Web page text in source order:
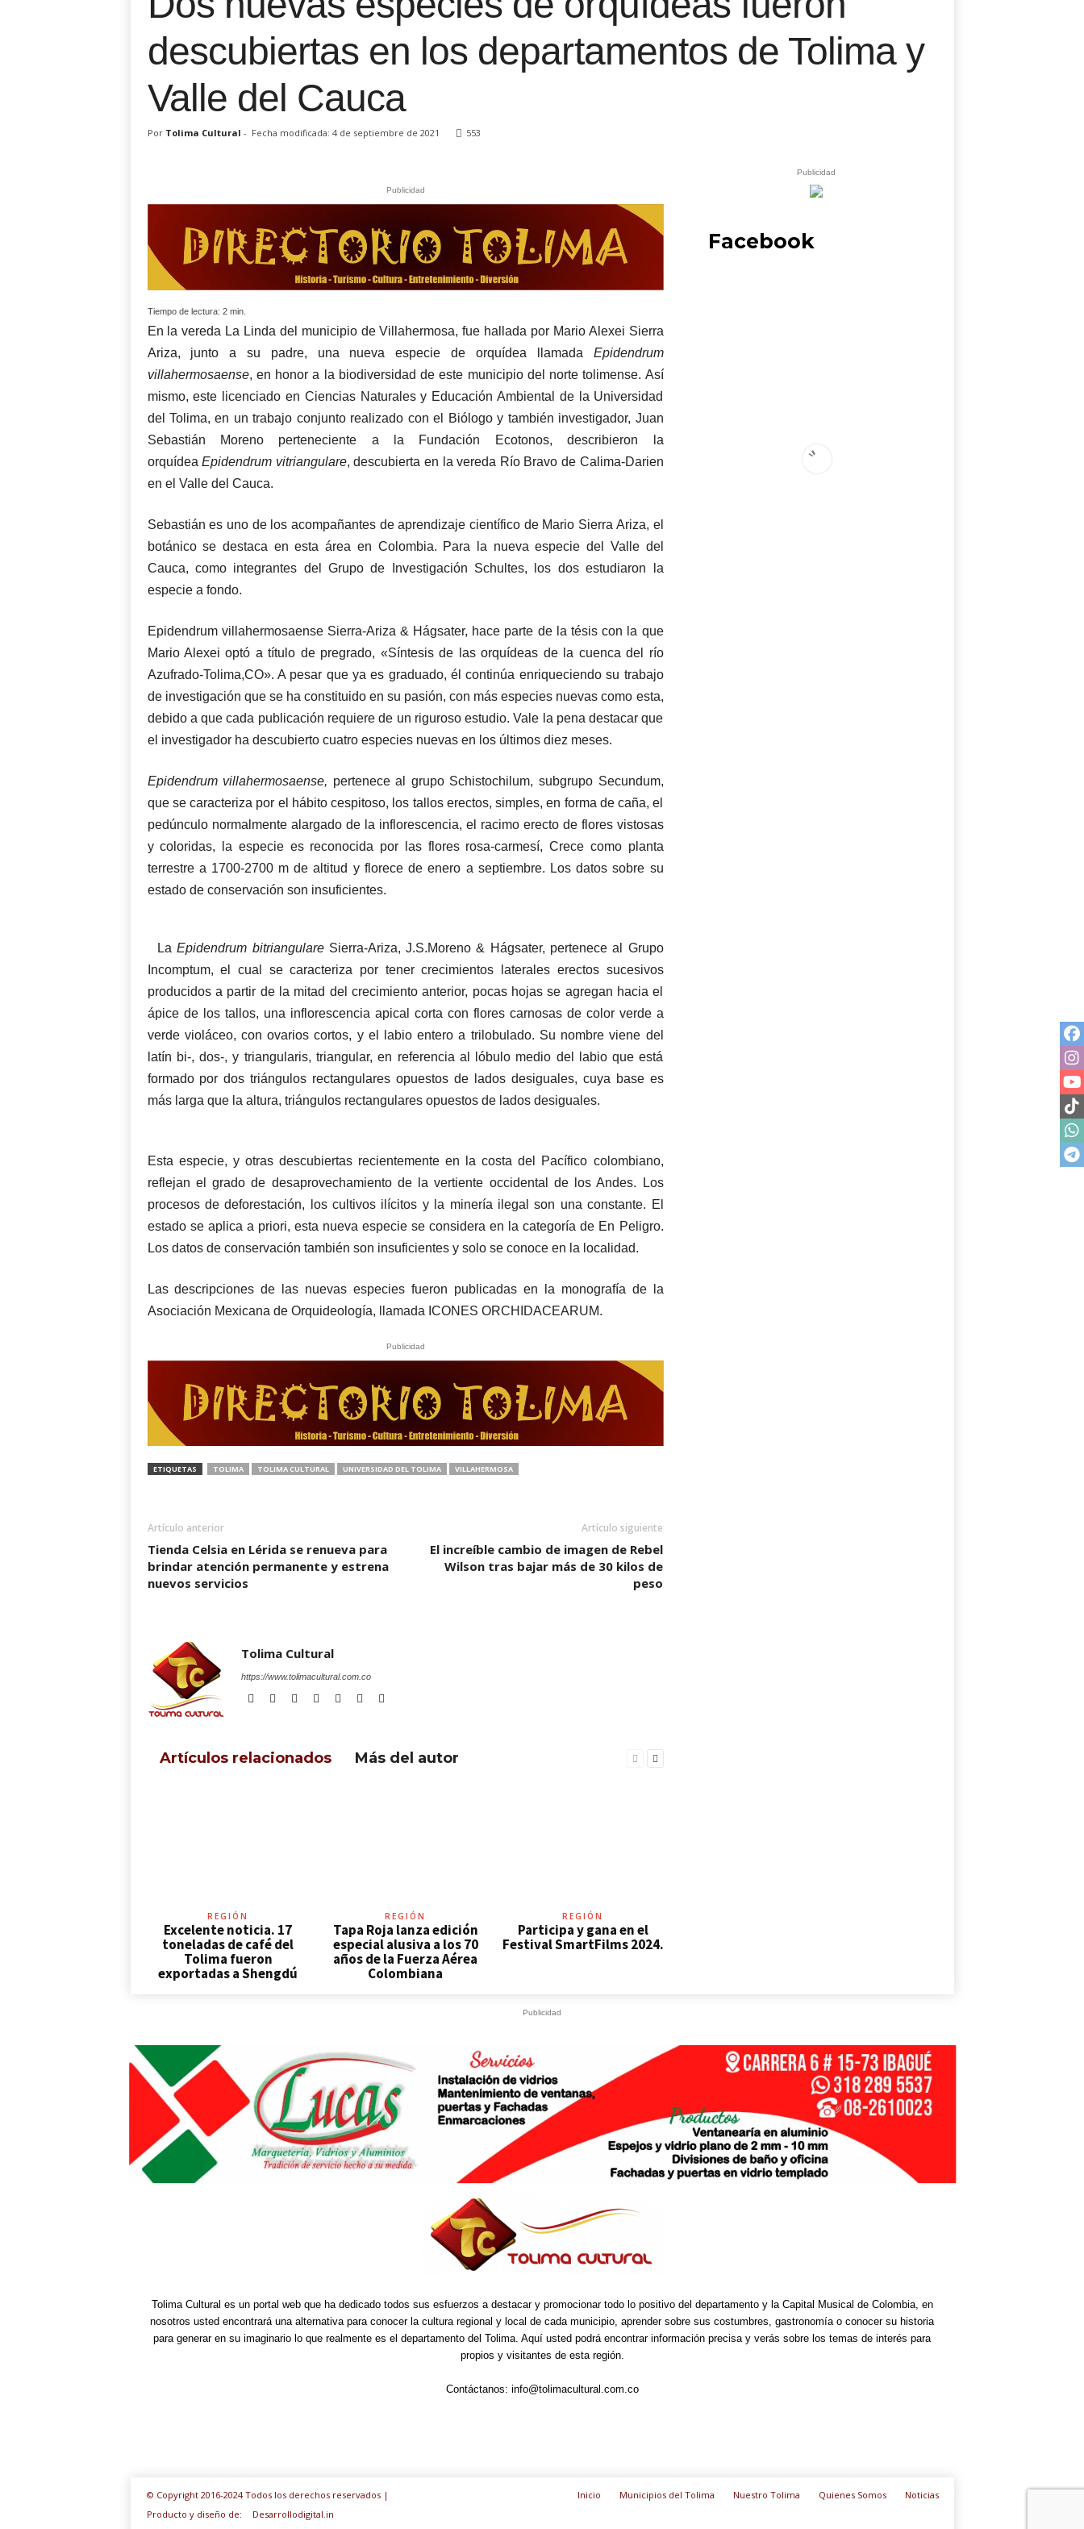
descubiertas en los departamentos de Tolima y
Valle del Cauca
Por Tolima Cultural - Fecha modificada: 4 de septiembre de 2021 553
Publicidad
Tiempo de lectura: 2min.
En la vereda La Linda del municipio de Villahermosa, fue hallada por Mario Alexei Sierra
Ariza, junto a su padre, una nueva especie de orquídea llamada Epidendrum
villahermosaense, en honor a la biodiversidad de este municipio del norte tolimense. Así
mismo, este licenciado en Ciencias Naturales y Educación Ambiental de la Universidad
del Tolima, en un trabajo conjunto realizado con el Biólogo y también investigador, Juan
Sebastián Moreno perteneciente a la Fundación Ecotonos, describieron la
orquídeaEpidendrum vitriangulare, descubierta en la vereda Río Bravo de Calima-Darien
en el Valle del Cauca.
Sebastián es uno de los acompañantes de aprendizaje científico de Mario Sierra Ariza, el
botánico se destaca en esta área en Colombia. Para la nueva especie del Valle del
Cauca, como integrantes del Grupo de Investigación Schultes, los dos estudiaron la
especie a fondo.
Epidendrum villahermosaense Sierra-Ariza & Hágsater, hace parte de la tésis con la que
Mario Alexei optó a título de pregrado, «Síntesis de las orquídeas de la cuenca del río
Azufrado-Tolima,CO». A pesar que ya es graduado, él continúa enriqueciendo su trabajo
de investigación que se ha constituido en su pasión, con más especies nuevas como esta,
debido a que cada publicación requiere de un riguroso estudio. Vale la pena destacar que
el investigador ha descubierto cuatro especies nuevas en los últimos diez meses.
Epidendrum villahermosaense, pertenece al grupo Schistochilum, subgrupo Secundum,
que se caracteriza por el hábito cespitoso, los tallos erectos, simples, en forma de caña, el
pedúnculo normalmente alargado de la inflorescencia, el racimo erecto de flores vistosas
y coloridas, la especie es reconocida por las flores rosa-carmesí, Crece como planta
terrestre a 1700-2700 m de altitud y florece de enero a septiembre. Los datos sobre su
estado de conservación son insuficientes.
LaEpidendrum bitriangulareSierra-Ariza, J.S.Moreno & Hágsater, pertenece al Grupo
Incomptum, el cual se caracteriza por tener crecimientos laterales erectos sucesivos
producidos a partir de la mitad del crecimiento anterior, pocas hojas se agregan hacia el
ápice de los tallos, una inflorescencia apical corta con flores carnosas de color verde a
verde violáceo, con ovarios cortos, y el labio entero a trilobulado. Su nombre viene del
latín bi-, dos-, y triangularis, triangular, en referencia al lóbulo medio del labio que está
formado por dos triángulos rectangulares opuestos de lados desiguales, cuya base es
más larga que la altura, triángulos rectangulares opuestos de lados desiguales.
Esta especie, y otras descubiertas recientemente en la costa del Pacífico colombiano,
reflejan el grado de desaprovechamiento de la vertiente occidental de los Andes. Los
procesos de deforestación, los cultivos ilícitos y la minería ilegal son una constante. El
estado se aplica a priori, esta nueva especie se considera en la categoría de En Peligro.
Los datos de conservación también son insuficientes y solo se conoce en la localidad.
Las descripciones de las nuevas especies fueron publicadas en la monografía de la
Asociación Mexicana de Orquideología, llamada ICONES ORCHIDACEARUM.
Publicidad
ETIQUETAS TOLIMA TOLIMA CULTURAL UNIVERSIDAD DEL TOLIMA VILLAHERMOSA
Artículo anterior
Tienda Celsia en Lérida se renueva para
brindar atención permanente y estrena
nuevos servicios
Artículo siguiente
El increíble cambio de imagen de Rebel
Wilson tras bajar más de 30 kilos de
peso
Tolima Cultural
https://www.tolimacultural.com.co
Artículos relacionados Más del autor
REGIÓN
Excelente noticia. 17
toneladas de café del
Tolima fueron
exportadas a Shengdú
REGIÓN
Tapa Roja lanza edición
especial alusiva a los 70
años de la Fuerza Aérea
Colombiana
REGIÓN
Participa y gana en el
Festival SmartFilms 2024.
Publicidad
Facebook
Publicidad
Tolima Cultural es un portal web que ha dedicado todos sus esfuerzos a destacar y promocionar todo lo positivo del departamento y la Capital Musical de Colombia, en
nosotros usted encontrará una alternativa para conocer la cultura regional y local de cada municipio, aprender sobre sus costumbres, gastronomía o conocer su historia
para generar en su imaginario lo que realmente es el departamento del Tolima. Aquí usted podrá encontrar información precisa y verás sobre los temas de interés para
propios y visitantes de esta región.
Contáctanos: info@tolimacultural.com.co
Inicio Municipios del Tolima Nuestro Tolima Quienes Somos Noticias
© Copyright 2016-2024 Todos los derechos reservados |
Producto y diseño de:
Desarrollodigital.in